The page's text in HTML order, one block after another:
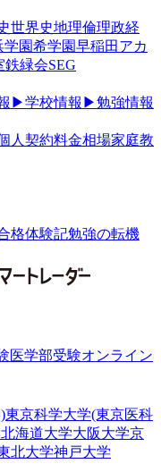
世界史地理倫理政経
学園希学園早稲田アカ
鉄緑会SEG
▶学校情報 ▶勉強情報
人契約料金相場家庭教
格体験記勉強の転機
医学部受験オンライン
東京科学大学(東京医科
北海道大学大阪大学京
北大学神戸大学